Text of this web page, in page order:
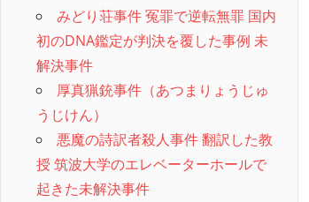
みどり荘事件 冤罪で逆転無罪 国内
初のDNA鑑定が判決を覆した事例 未
解決事件
厚真猟銃事件（あつまりょうじゅ
うじけん）
悪魔の詩訳者殺人事件 翻訳した教
授 筑波大学のエレベーターホールで
起きた未解決事件